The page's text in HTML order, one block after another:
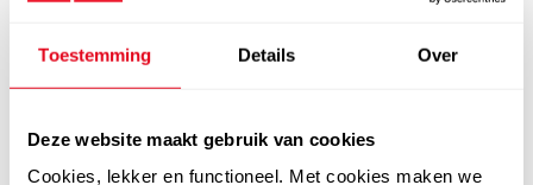
Toestemming Details Over
Deze website maakt gebruik van cookies
Cookies, lekker en functioneel. Met cookies maken we